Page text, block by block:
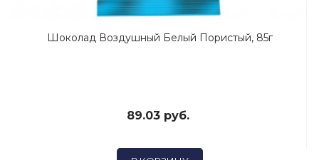
Шоколад Воздушный Белый Пористый, 85г
89.03 руб.